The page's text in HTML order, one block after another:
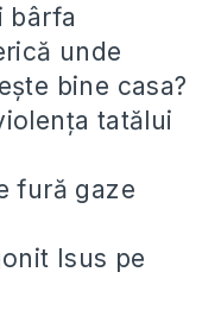
bârfa
unde
bine casa?
tatălui
fură gaze
Isus pe